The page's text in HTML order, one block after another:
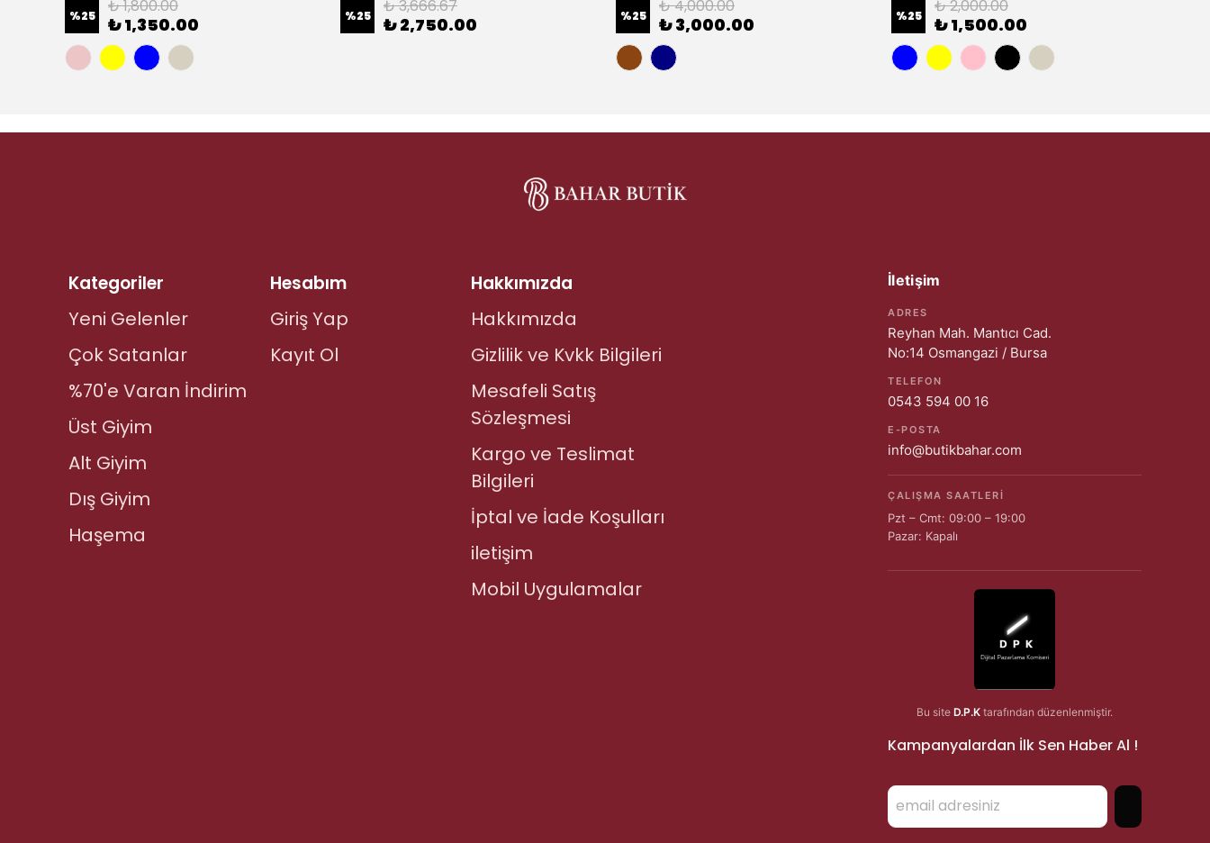
%25 ₺ 1,800.00
₺ 1,350.00 %25 ₺ 3,666.67
₺ 2,750.00 %25 ₺ 4,000.00
₺ 3,000.00 %25 ₺ 2,000.00
₺ 1,500.00
Kategoriler
Yeni Gelenler
Çok Satanlar
%70'e Varan İndirim
Üst Giyim
Alt Giyim
Dış Giyim
Haşema
Hesabım
Giriş Yap
Kayıt Ol
Hakkımızda
Hakkımızda
Gizlilik ve Kvkk Bilgileri
Mesafeli Satış
Sözleşmesi
Kargo ve Teslimat
Bilgileri
İptal ve İade Koşulları
iletişim
Mobil Uygulamalar
İletişim
ADRES
Reyhan Mah. Mantıcı Cad.
No:14 Osmangazi / Bursa
TELEFON
0543 594 00 16
E-POSTA
info@butikbahar.com
ÇALIŞMA SAATLERI
Pzt – Cmt: 09:00 – 19:00
Pazar: Kapalı
Bu site D.P.K tarafından düzenlenmiştir.
Kampanyalardan İlk Sen Haber Al !